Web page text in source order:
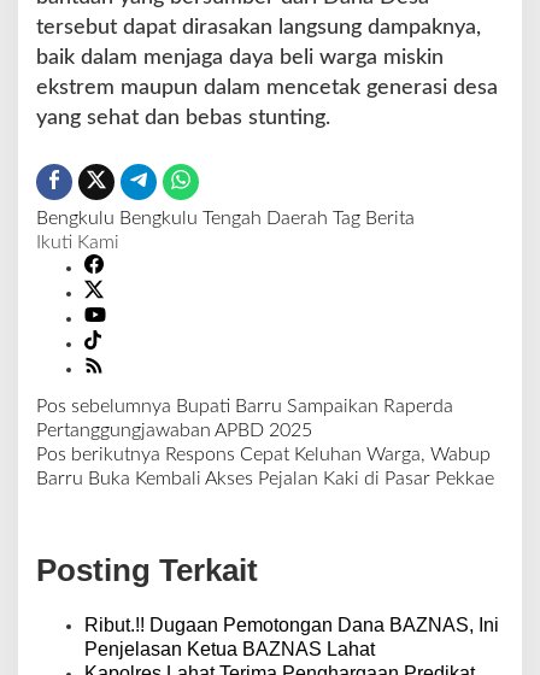
tersebut dapat dirasakan langsung dampaknya,
baik dalam menjaga daya beli warga miskin
ekstrem maupun dalam mencetak generasi desa
yang sehat dan bebas stunting.
Bengkulu Bengkulu Tengah Daerah Tag Berita
Ikuti Kami
N
a
v
a
s
Pos sebelumnya Bupati Barru Sampaikan Raperda
Pertanggungjawaban APBD 2025
Pos berikutnya Respons Cepat Keluhan Warga, Wabup
Barru Buka Kembali Akses Pejalan Kaki di Pasar Pekkae
Posting Terkait
Ribut.!! Dugaan Pemotongan Dana BAZNAS, Ini
Penjelasan Ketua BAZNAS Lahat